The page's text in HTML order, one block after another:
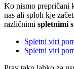
Ko nismo prepričani
nas ali sploh kje
različnimi spletnimi
Spletni viri
Spletni viri